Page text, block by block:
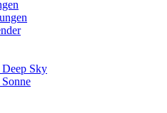
Deep Sky